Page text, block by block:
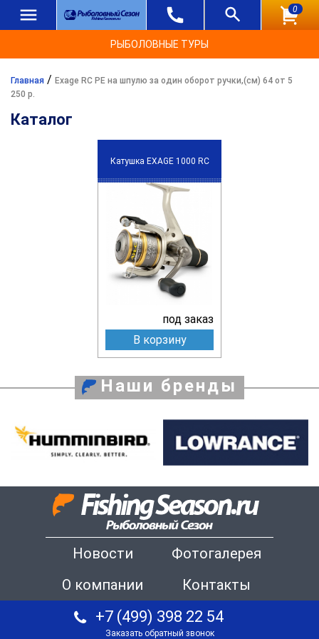
0
РЫБОЛОВНЫЕ ТУРЫ
Главная / Exage RC PE на шпулю за один оборот ручки,(см) 64 от 5
250 р.
Каталог
Катушка EXAGE 1000 RC
под заказ
В корзину
Наши бренды
Новости
Фотогалерея
О компании
Контакты
+7 (499) 398 22 54
Заказать обратный звонок